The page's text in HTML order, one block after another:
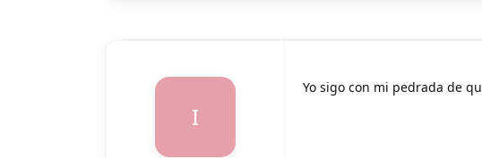
I
Yo sigo con mi pedrada de